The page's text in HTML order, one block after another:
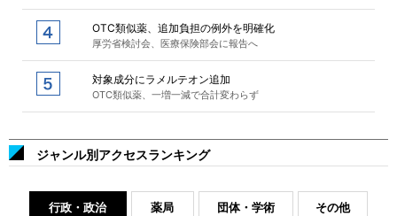
OTC類似薬、追加負担の例外を明確化
厚労省検討会、医療保険部会に報告へ
対象成分にラメルテオン追加
OTC類似薬、一増一減で合計変わらず
ジャンル別アクセスランキング
行政・政治 薬局 団体・学術 その他